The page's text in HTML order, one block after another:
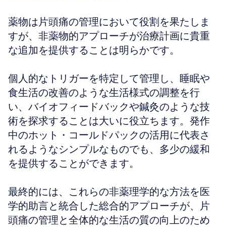
薬物は片頭痛の管理において役割を果たしま
すが、非薬物的アプローチが治療計画に貴重
な追加を提供することは明らかです。
個人的なトリガーを特定して管理し、睡眠や
食生活の改善のような生活様式の調整を行
い、バイオフィードバックや鍼灸のような技
術を探求することは大いに役立ちます。発作
中のホット・コールドパックの活用に代表さ
れるようなシンプルなものでも、多少の緩和
を提供することができます。
最終的には、これらの非薬理学的な方法を医
学的助言と統合した総合的アプローチが、片
頭痛の管理と全体的な生活の質の向上のため